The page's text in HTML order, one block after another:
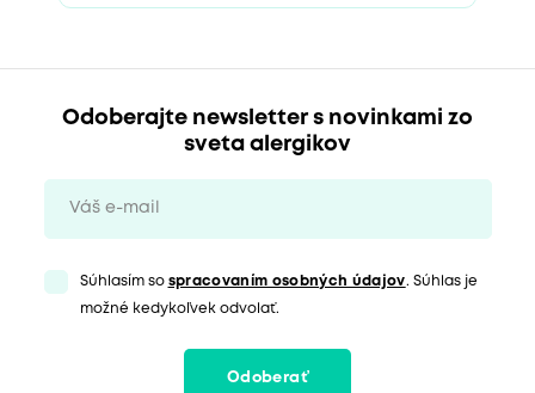
Odoberajte newsletter s novinkami zo
sveta alergikov
Súhlasím so spracovaním osobných údajov. Súhlas je
možné kedykoľvek odvolať.
Odoberať